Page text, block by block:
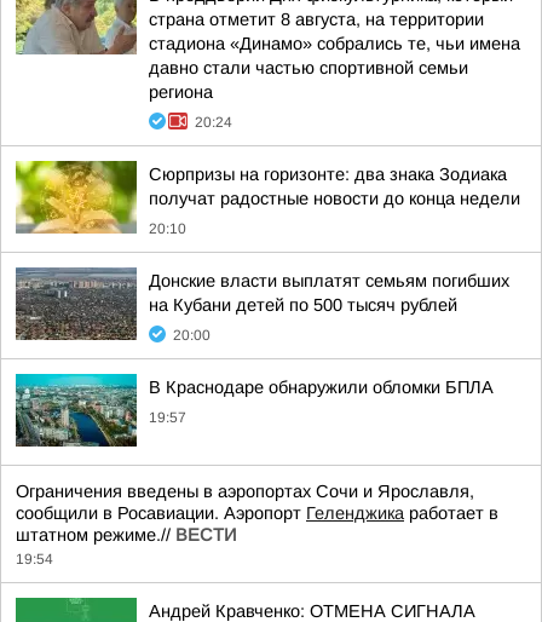
страна отметит 8 августа, на территории
стадиона «Динамо» собрались те, чьи имена
давно стали частью спортивной семьи
региона
20:24
Сюрпризы на горизонте: два знака Зодиака
получат радостные новости до конца недели
20:10
Донские власти выплатят семьям погибших
на Кубани детей по 500 тысяч рублей
20:00
В Краснодаре обнаружили обломки БПЛА
19:57
Ограничения введены в аэропортах Сочи и Ярославля,
сообщили в Росавиации. Аэропорт Геленджика работает в
штатном режиме.// ВЕСТИ
19:54
Андрей Кравченко: ОТМЕНА СИГНАЛА